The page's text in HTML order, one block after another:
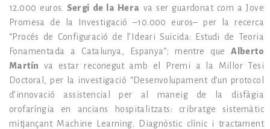
12.000 euros. Sergi de la Hera va ser guardonat com a Jove
Promesa de la Investigació –10.000 euros– per la recerca
“Procés de Configuració de l’Ideari Suïcida: Estudi de Teoria
Fonamentada a Catalunya, Espanya”; mentre queAlberto
Martín va estar reconegut amb el Premi a la Millor Tesi
Doctoral, per la investigació “Desenvolupament d’un protocol
d’innovació assistencial per al maneig de la disfàgia
orofaríngia en ancians hospitalitzats: cribratge sistemàtic
mitjançant Machine Learning. Diagnòstic clínic i tractament